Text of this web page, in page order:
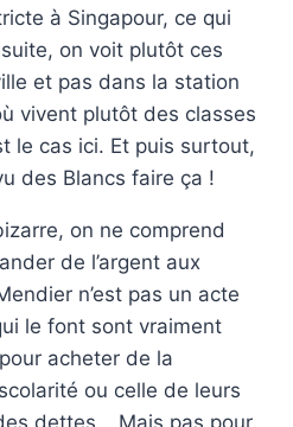
à Singapour, ce qui
on voit plutôt ces
et pas dans la station
vivent plutôt des classes
le cas ici. Et puis surtout,
des Blancs faire ça !
on ne comprend
de l’argent aux
n’est pas un acte
le font sont vraiment
acheter de la
ou celle de leurs